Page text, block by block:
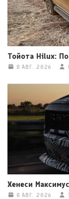
Тойота Hilux:
8 АВГ. 2026
Хенеси
8 АВГ. 2026